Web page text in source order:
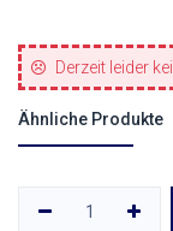
Derzeit leider
Ähnliche Produkte